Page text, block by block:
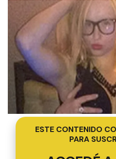
ESTE CONTENIDO
PARA